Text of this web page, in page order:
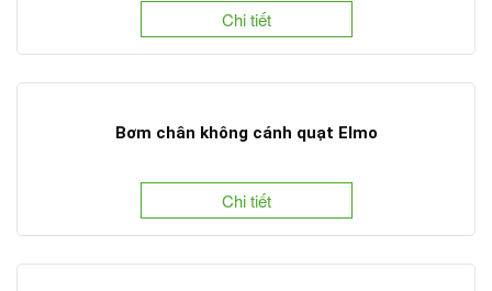
Chi tiết
Bơm chân không cánh quạt Elmo
Chi tiết